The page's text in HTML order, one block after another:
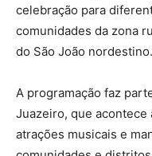
celebração para
comunidades da zona
do São João nordestino.
A programação faz
Juazeiro, que
atrações musicais e